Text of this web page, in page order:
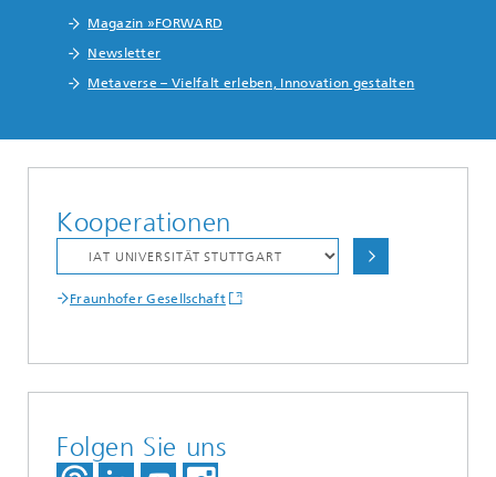
Magazin »FORWARD
Newsletter
Metaverse – Vielfalt erleben, Innovation gestalten
Kooperationen
Fraunhofer Gesellschaft
Folgen Sie uns